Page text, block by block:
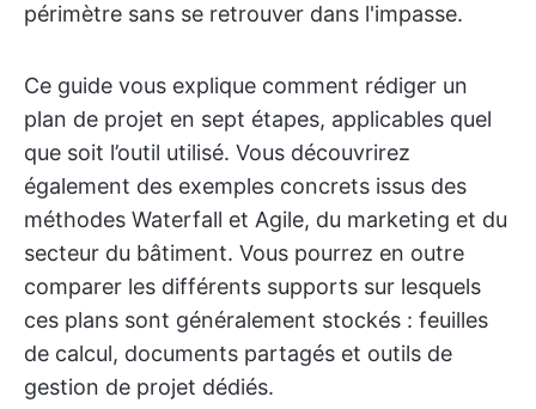
périmètre sans se retrouver dans l'impasse.
Ce guide vous explique comment rédiger un
plan de projet en sept étapes, applicables quel
que soit l’outil utilisé. Vous découvrirez
également des exemples concrets issus des
méthodes Waterfall et Agile, du marketing et du
secteur du bâtiment. Vous pourrez en outre
comparer les différents supports sur lesquels
ces plans sont généralement stockés : feuilles
de calcul, documents partagés et outils de
gestion de projet dédiés.